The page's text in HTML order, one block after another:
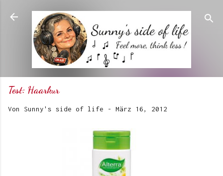
Direkt zum Hauptbereich
Test: Haarkur
Von Sunny's side of life - März 16, 2012